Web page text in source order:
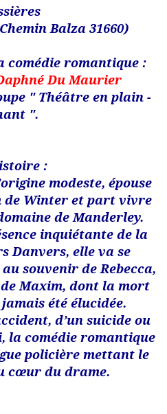
Balza 31660)
comédie romantique :
Du Maurier
" Théâtre en plain -
".
:
modeste, épouse
de Winter et part vivre
de Manderley.
inquiétante de la
Danvers, elle va se
souvenir de Rebecca,
Maxim, dont la mort
été élucidée.
d’un suicide ou
la comédie romantique
policière mettant le
cœur du drame.